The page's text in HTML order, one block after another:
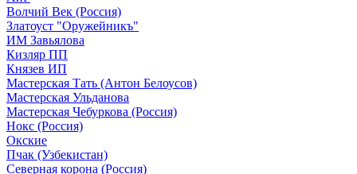
Волчий Век (Россия)
Златоуст "Оружейникъ"
ИМ Завьялова
Кизляр ПП
Князев ИП
Мастерская Тать (Антон Белоусов)
Мастерская Ульданова
Мастерская Чебуркова (Россия)
Нокс (Россия)
Окские
Пчак (Узбекистан)
Северная корона (Россия)